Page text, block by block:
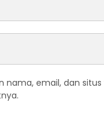
nama, email, dan